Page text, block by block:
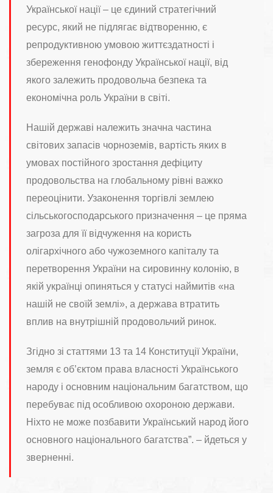
Української нації – це єдиний стратегічний
ресурс, який не підлягає відтворенню, є
репродуктивною умовою життєздатності і
збереження генофонду Української нації, від
якого залежить продовольча безпека та
економічна роль України в світі.
Нашій державі належить значна частина
світових запасів чорноземів, вартість яких в
умовах постійного зростання дефіциту
продовольства на глобальному рівні важко
переоцінити. Узаконення торгівлі землею
сільськогосподарського призначення – це пряма
загроза для її відчуження на користь
олігархічного або чужоземного капіталу та
перетворення України на сировинну колонію, в
якій українці опиняться у статусі наймитів «на
нашій не своїй землі», а держава втратить
вплив на внутрішній продовольчий ринок.
Згідно зі статтями 13 та 14 Конституції України,
земля є об’єктом права власності Українського
народу і основним національним багатством, що
перебуває під особливою охороною держави.
Ніхто не може позбавити Український народ його
основного національного багатства”. – йдеться у
зверненні.